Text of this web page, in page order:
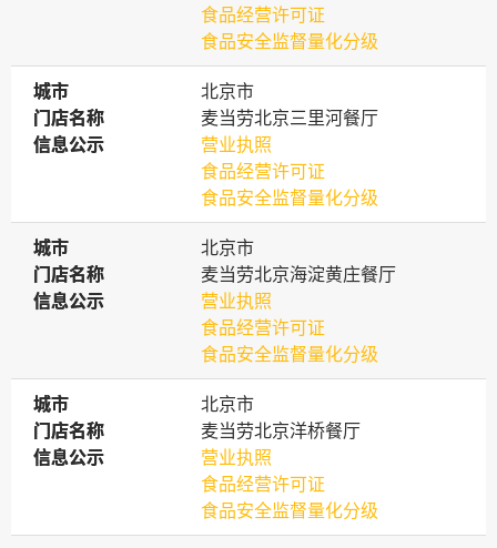
食品经营许可证
食品安全监督量化分级
城市
城市
北京市
门店名称
门店名称
麦当劳北京三里河餐厅
信息公示
信息公示
营业执照
食品经营许可证
食品安全监督量化分级
城市
城市
北京市
门店名称
门店名称
麦当劳北京海淀黄庄餐厅
信息公示
信息公示
营业执照
食品经营许可证
食品安全监督量化分级
城市
城市
北京市
门店名称
门店名称
麦当劳北京洋桥餐厅
信息公示
信息公示
营业执照
食品经营许可证
食品安全监督量化分级